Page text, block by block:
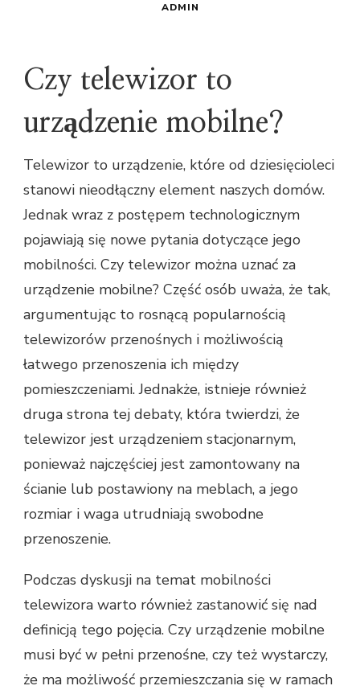
ADMIN
Czy telewizor to
urządzenie mobilne?
Telewizor to urządzenie, które od dziesięcioleci
stanowi nieodłączny element naszych domów.
Jednak wraz z postępem technologicznym
pojawiają się nowe pytania dotyczące jego
mobilności. Czy telewizor można uznać za
urządzenie mobilne? Część osób uważa, że tak,
argumentując to rosnącą popularnością
telewizorów przenośnych i możliwością
łatwego przenoszenia ich między
pomieszczeniami. Jednakże, istnieje również
druga strona tej debaty, która twierdzi, że
telewizor jest urządzeniem stacjonarnym,
ponieważ najczęściej jest zamontowany na
ścianie lub postawiony na meblach, a jego
rozmiar i waga utrudniają swobodne
przenoszenie.
Podczas dyskusji na temat mobilności
telewizora warto również zastanowić się nad
definicją tego pojęcia. Czy urządzenie mobilne
musi być w pełni przenośne, czy też wystarczy,
że ma możliwość przemieszczania się w ramach